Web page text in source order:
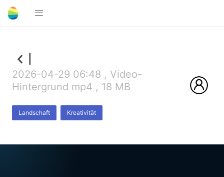
l
2026-04-29 06:48 , Video-
Hintergrund mp4 , 18 MB
Landschaft Kreativität